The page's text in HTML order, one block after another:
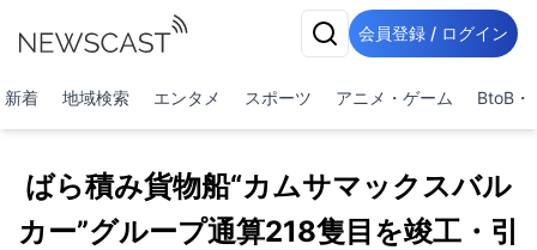
会員登録 / ログイン
新着 地域検索 エンタメ スポーツ アニメ・ゲーム BtoB・
ばら積み貨物船“カムサマックスバル
カー”グループ通算218隻目を竣工・引